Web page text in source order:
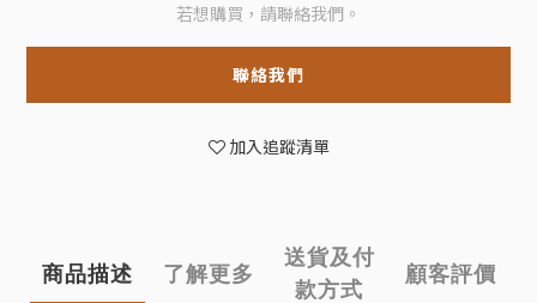
若想購買，請聯絡我們。
聯絡我們
加入追蹤清單
商品描述 了解更多
送貨及付
款方式
顧客評價